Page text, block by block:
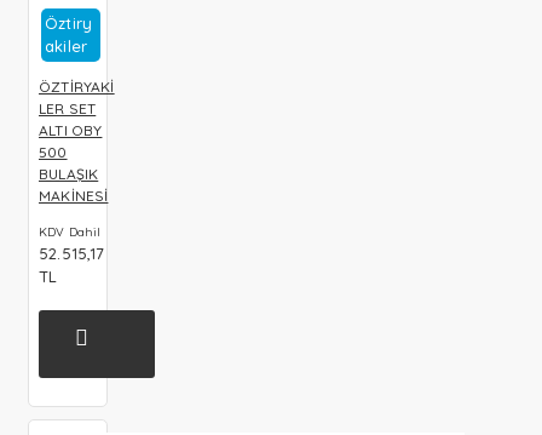
Öztiry
Akiler
ÖZTİRYAKİ
LER SET
ALTI OBY
500
BULAŞIK
MAKİNESİ
KDV Dahil
52.515,17
TL